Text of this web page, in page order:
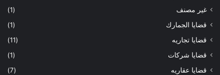
غير مصنف
(1)
قضايا الجمارك
(1)
قضايا تجاريه
(11)
قضايا شركات
(1)
قضايا عقاريه
(7)